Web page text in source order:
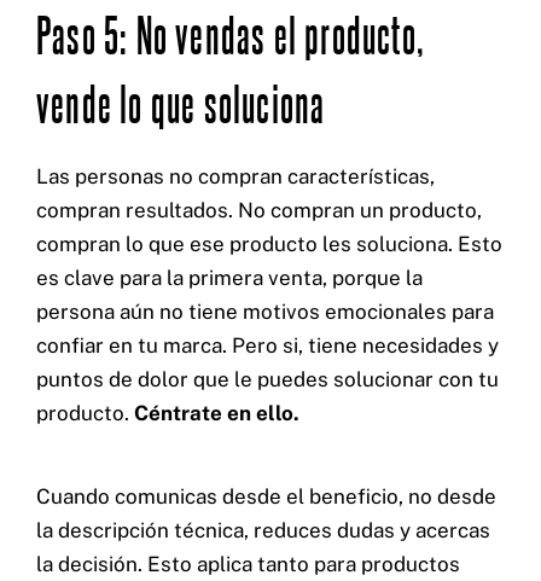
Paso 5: No vendas el producto,
vende lo que soluciona
Las personas no compran características,
compran resultados. No compran un producto,
compran lo que ese producto les soluciona. Esto
es clave para la primera venta, porque la
persona aún no tiene motivos emocionales para
confiar en tu marca. Pero si, tiene necesidades y
puntos de dolor que le puedes solucionar con tu
producto. Céntrate en ello.
Cuando comunicas desde el beneficio, no desde
la descripción técnica, reduces dudas y acercas
la decisión. Esto aplica tanto para productos